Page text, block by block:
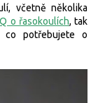
včetně několika
o řasokoulích, tak
co potřebujete o